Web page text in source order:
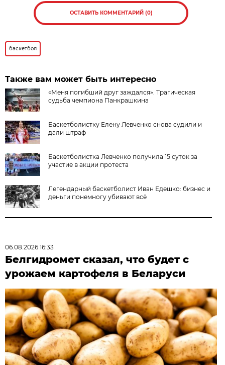
ОСТАВИТЬ КОММЕНТАРИЙ (0)
баскетбол
Также вам может быть интересно
«Меня погибший друг заждался». Трагическая
судьба чемпиона Панкрашкина
Баскетболистку Елену Левченко снова судили и
дали штраф
Баскетболистка Левченко получила 15 суток за
участие в акции протеста
Легендарный баскетболист Иван Едешко: бизнес и
деньги понемногу убивают всё
06.08.2026 16:33
Белгидромет сказал, что будет с
урожаем картофеля в Беларуси